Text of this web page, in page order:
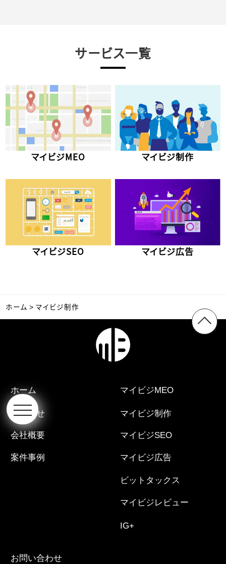
サービス一覧
マイビジMEO マイビジ制作
マイビジSEO マイビジ広告
ホーム マイビジ制作
ホーム
お知らせ
会社概要
案件事例
マイビジMEO
マイビジ制作
マイビジSEO
マイビジ広告
ビットタックス
マイビジレビュー
IG+
お問い合わせ